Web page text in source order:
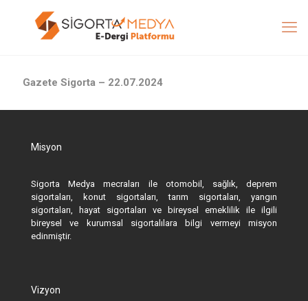
Gazete Sigorta – 22.07.2024
Misyon
Sigorta Medya mecraları ile otomobil, sağlık, deprem
sigortaları, konut sigortaları, tarım sigortaları, yangın
sigortaları, hayat sigortaları ve bireysel emeklilik ile ilgili
bireysel ve kurumsal sigortalılara bilgi vermeyi misyon
edinmiştir.
Vizyon